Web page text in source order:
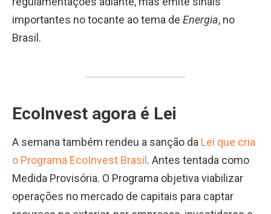
importantes no tocante ao tema de Energia, no
Brasil.
EcoInvest agora é Lei
A semana também rendeu a sanção da Lei que cria
o Programa EcoInvest Brasil. Antes tentada como
Medida Provisória. O Programa objetiva viabilizar
operações no mercado de capitais para captar